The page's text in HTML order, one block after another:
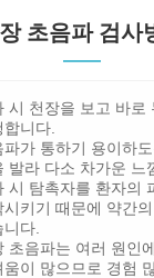
초음파 검사
시 천장을 보고 바로
니다.
파가 통하기 용이하
발라 다소 차가운 느
시 탐촉자를 환자의
시키기 때문에 약간
다.
초음파는 여러 원인
움이 많으므로 경험